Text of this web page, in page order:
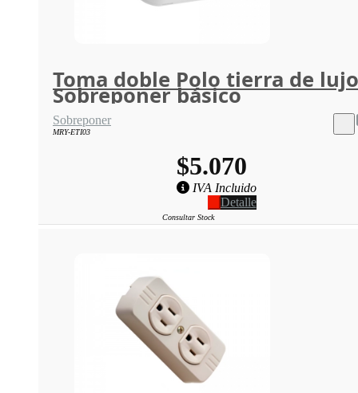
Toma doble Polo tierra de lujo
Sobreponer básico
Sobreponer
MRY-ETI03
$5.070
IVA Incluido
Detalle
Consultar Stock